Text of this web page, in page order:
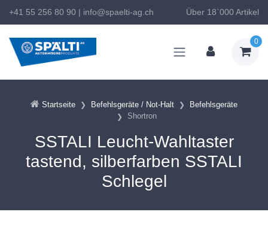
+41 55 256 80 90 | info@spaelti-ag.ch Über 18`000 Artikel
0
Startseite Befehlsgeräte / Not-Halt
Befehlsgeräte
Shortron
SSTALI Leucht-Wahltaster
tastend, silberfarben SSTALI
Schlegel